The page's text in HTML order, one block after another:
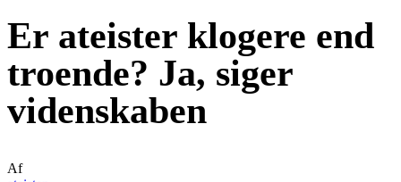
Er ateister klogere end
troende? Ja, siger
videnskaben
Af